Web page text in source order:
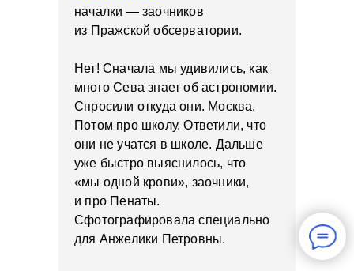
началки — заочников
из Пражской обсерватории.
Нет! Сначала мы удивились, как
много Сева знает об астрономии.
Спросили откуда они. Москва.
Потом про школу. Ответили, что
они не учатся в школе. Дальше
уже быстро выяснилось, что
«мы одной крови», заочники,
и про Пенаты.
Сфотографировала специально
для Анжелики Петровны.